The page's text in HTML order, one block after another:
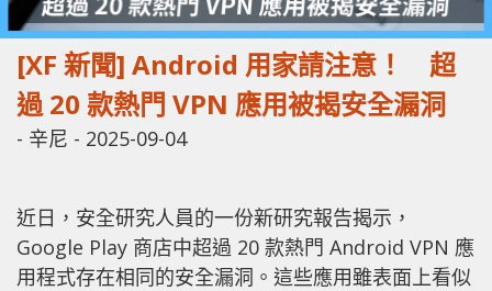
[XF 新聞] Android 用家請注意！ 超
過 20 款熱門 VPN 應用被揭安全漏洞
- 辛尼 - 2025-09-04
近日，安全研究人員的一份新研究報告揭示，
Google Play 商店中超過 20 款熱門 Android VPN 應
用程式存在相同的安全漏洞。這些應用雖表面上看似